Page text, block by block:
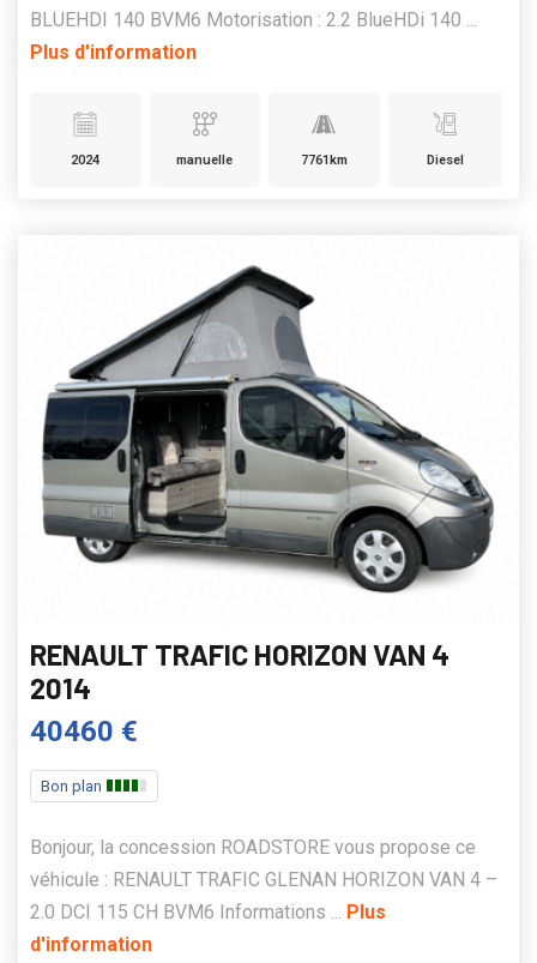
BLUEHDI 140 BVM6 Motorisation : 2.2 BlueHDi 140 ...
Plus d'information
2024 manuelle 7761km Diesel
RENAULT TRAFIC HORIZON VAN 4
2014
40460 €
Bon plan
Bonjour, la concession ROADSTORE vous propose ce
véhicule : RENAULT TRAFIC GLENAN HORIZON VAN 4 –
2.0 DCI 115 CH BVM6 Informations ... Plus
d'information